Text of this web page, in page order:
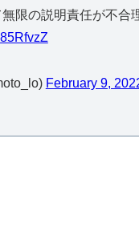
限の説明責任が不
February 9,